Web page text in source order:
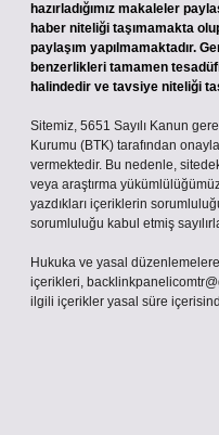
hazırladığımız makaleler
haber niteliği taşımamakta
paylaşım yapılmamaktadır.
benzerlikleri tamamen
halindedir ve tavsiye niteliği
Sitemiz, 5651 Sayılı Kanun
Kurumu (BTK) tarafından
vermektedir. Bu nedenle,
veya araştırma
yazdıkları içeriklerin
sorumluluğu kabul etmiş
Hukuka ve yasal
içerikleri,
ilgili içerikler yasal süre